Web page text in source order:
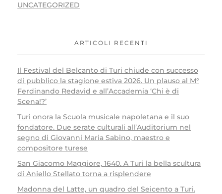
UNCATEGORIZED
ARTICOLI RECENTI
Il Festival del Belcanto di Turi chiude con successo
di pubblico la stagione estiva 2026. Un plauso al M°
Ferdinando Redavid e all’Accademia ‘Chi è di
Scena!?’
Turi onora la Scuola musicale napoletana e il suo
fondatore. Due serate culturali all’Auditorium nel
segno di Giovanni Maria Sabino, maestro e
compositore turese
San Giacomo Maggiore, 1640. A Turi la bella scultura
di Aniello Stellato torna a risplendere
Madonna del Latte, un quadro del Seicento a Turi.